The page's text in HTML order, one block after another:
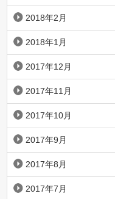
2018年2月
2018年1月
2017年12月
2017年11月
2017年10月
2017年9月
2017年8月
2017年7月